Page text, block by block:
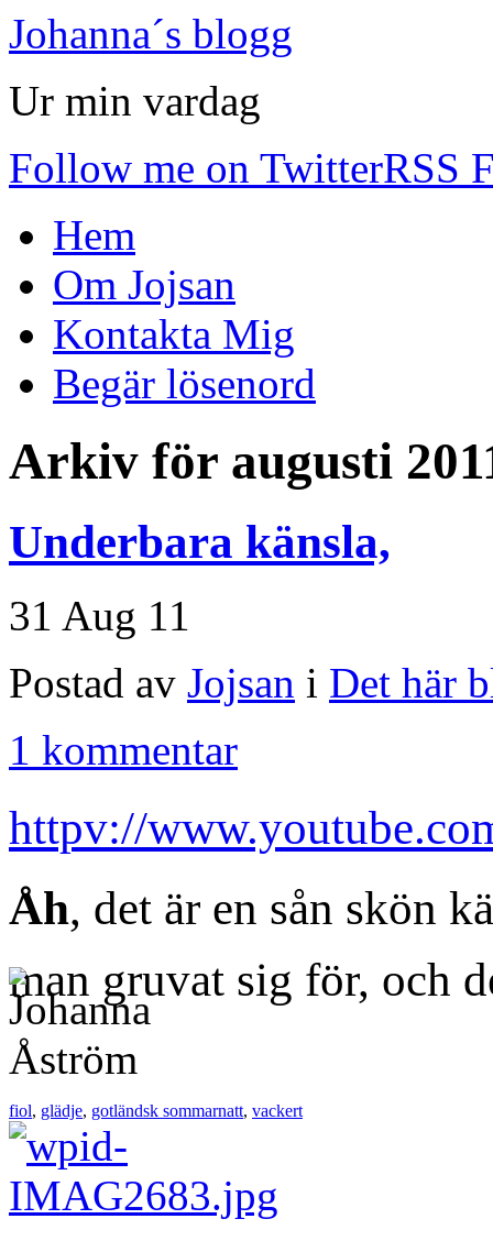
Johanna´s blogg
Ur min vardag
Follow me on TwitterRSS
Hem
Om Jojsan
Kontakta Mig
Begär lösenord
Arkiv för augusti
Underbara känsla,
31 Aug 11
Postad av Jojsan i Det här
1 kommentar
httpv://
Åh, det är en sån skön
man gruvat sig för, och
fiol, glädje, gotländsk sommarnatt, vackert